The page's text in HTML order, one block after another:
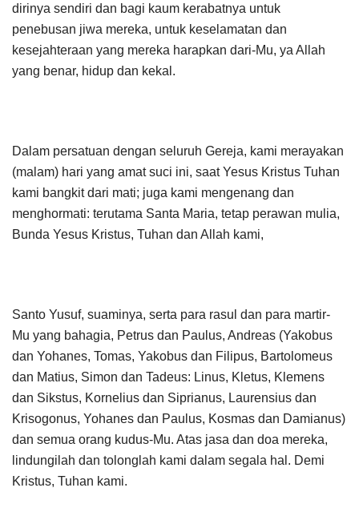
dirinya sendiri dan bagi kaum kerabatnya untuk
penebusan jiwa mereka, untuk keselamatan dan
kesejahteraan yang mereka harapkan dari-Mu, ya Allah
yang benar, hidup dan kekal.
Dalam persatuan dengan seluruh Gereja, kami merayakan
(malam) hari yang amat suci ini, saat Yesus Kristus Tuhan
kami bangkit dari mati; juga kami mengenang dan
menghormati: terutama Santa Maria, tetap perawan mulia,
Bunda Yesus Kristus, Tuhan dan Allah kami,
Santo Yusuf, suaminya, serta para rasul dan para martir-
Mu yang bahagia, Petrus dan Paulus, Andreas (Yakobus
dan Yohanes, Tomas, Yakobus dan Filipus, Bartolomeus
dan Matius, Simon dan Tadeus: Linus, Kletus, Klemens
dan Sikstus, Kornelius dan Siprianus, Laurensius dan
Krisogonus, Yohanes dan Paulus, Kosmas dan Damianus)
dan semua orang kudus-Mu. Atas jasa dan doa mereka,
lindungilah dan tolonglah kami dalam segala hal. Demi
Kristus, Tuhan kami.